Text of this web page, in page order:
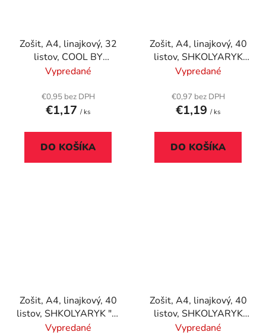
Zošit, A4, linajkový, 32
listov, COOL BY
VICTORIA, "Pattern
Vypredané
€0,95 bez DPH
€1,17 / ks
DO KOŠÍKA
Zošit, A4, linajkový, 40
listov, SHKOLYARYK
"Ambitions", mix
Vypredané
€0,97 bez DPH
€1,19 / ks
DO KOŠÍKA
Zošit, A4, linajkový, 40
listov, SHKOLYARYK "In
Real Life", mix
Vypredané
Zošit, A4, linajkový, 40
listov, SHKOLYARYK
"Sunday Morning", mix
Vypredané